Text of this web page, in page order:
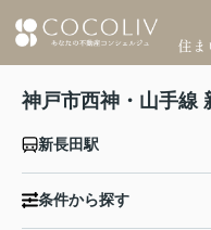
神戸市西神・山手線
新長田駅
条件から探す